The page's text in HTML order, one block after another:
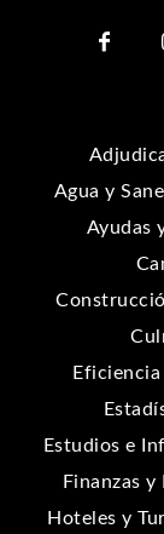
Agua y
Ayudas
Estudios e
Finanzas y
Hoteles y